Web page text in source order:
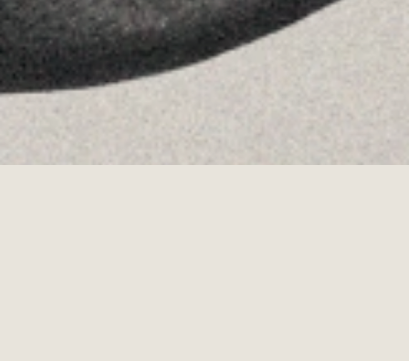
POLÍTICA DE COOKIES· POLÍTICA DE PRIVACIDAD